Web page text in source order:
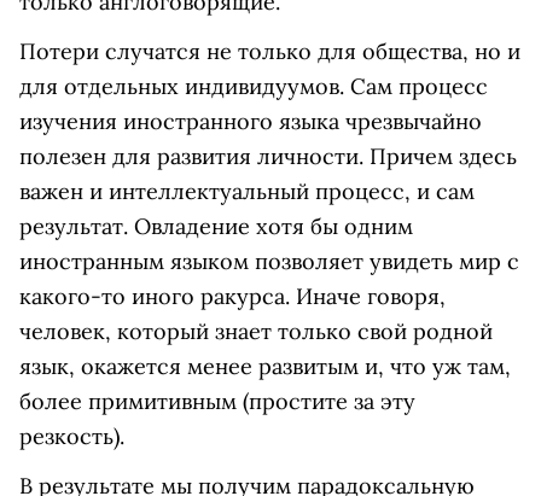
Потери случатся не только для общества, но и
для отдельных индивидуумов. Сам процесс
изучения иностранного языка чрезвычайно
полезен для развития личности. Причем здесь
важен и интеллектуальный процесс, и сам
результат. Овладение хотя бы одним
иностранным языком позволяет увидеть мир с
какого-то иного ракурса. Иначе говоря,
человек, который знает только свой родной
язык, окажется менее развитым и, что уж там,
более примитивным (простите за эту
резкость).
В результате мы получим парадоксальную